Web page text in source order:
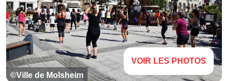
©Ville de Molsheim
VOIR LES PHOTOS